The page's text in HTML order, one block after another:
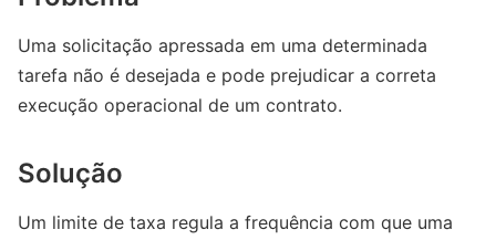
Uma solicitação apressada em uma determinada
tarefa não é desejada e pode prejudicar a correta
execução operacional de um contrato.
Solução
Um limite de taxa regula a frequência com que uma